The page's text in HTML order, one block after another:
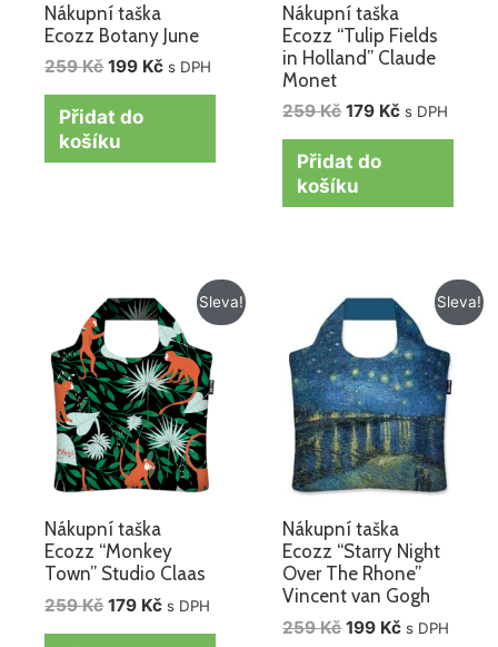
Nákupní taška
Ecozz Botany June
259Kč 199 Kč s DPH
Přidat do
košíku
Nákupní taška
Ecozz “Tulip Fields
in Holland” Claude
Monet
259Kč 179 Kč s DPH
Přidat do
košíku
Sleva!
Nákupní taška
Ecozz “Monkey
Town” Studio Claas
259Kč
Původní
cena
259 Kč.
179 Kč
Aktuální
cena
je:
179 Kč.
s DPH
Sleva!
Nákupní taška
Ecozz “Starry Night
Over The Rhone”
Vincent van Gogh
259Kč
Původní
cena
259 Kč.
199 Kč
Aktuální
cena
je:
199 Kč.
s DPH